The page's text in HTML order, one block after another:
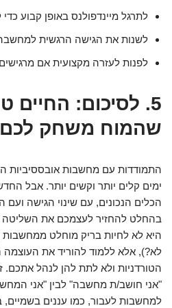
לתרגל מיינדפולנס באופן קבוע
לשנות את הגישה הרגשית למחשבה
לפנות לעזרה מקצועית אם
5. לסיכום: החיים
שהמוח משחק
התמודדות עם מחשבות אובססיביות
ימים קלים יותר וקשים יותר. אבל
הכלים הנכונים, עם שינוי הגישה
בהחלט להחזיר לעצמכם את השליטה
היא לא לחיות בריק מוחלט
לא?), אלא ללמוד להוריד את
הטורדניות ולא לתת להן לנהל אתכם.
"אני חושב/ת מחשבה" לבין "אני
למחשבות לעבור, כמו עננים